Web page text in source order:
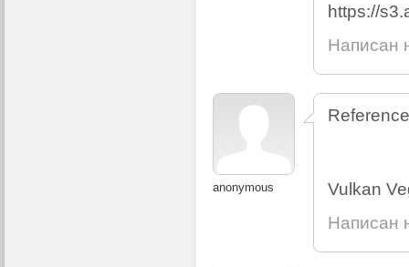
https://
Написан
anonymous
Vulkan
Написан